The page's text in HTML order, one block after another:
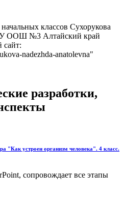
классов Сухорукова
ООШ №3 Алтайский край
сайт:
nadezhda-anatolevna"
разработки,
"Как устроен организм человека". 4 класс.
сопровождает все этапы